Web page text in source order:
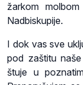
žarkom
Nadbiskupije.
I dok vas sve
pod zaštitu
štuje u